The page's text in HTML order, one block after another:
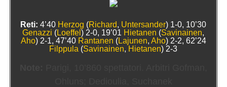
Reti:4’40 Herzog (Richard, Untersander) 1-0, 10’30
Genazzi (Loeffel) 2-0, 19’01 Hietanen (Savinainen,
Aho) 2-1, 47’40 Rantanen (Lajunen, Aho) 2-2, 62’24
Filppula (Savinainen, Hietanen) 2-3